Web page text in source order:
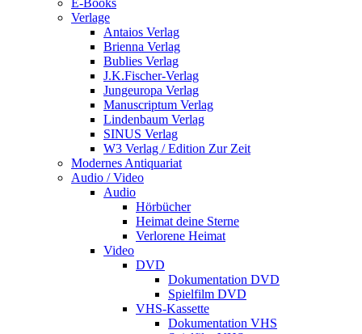
E-Books
Verlage
Antaios Verlag
Brienna Verlag
Bublies Verlag
J.K.Fischer-Verlag
Jungeuropa Verlag
Manuscriptum Verlag
Lindenbaum Verlag
SINUS Verlag
W3 Verlag / Edition Zur Zeit
Modernes Antiquariat
Audio / Video
Audio
Hörbücher
Heimat deine Sterne
Verlorene Heimat
Video
DVD
Dokumentation DVD
Spielfilm DVD
VHS-Kassette
Dokumentation VHS